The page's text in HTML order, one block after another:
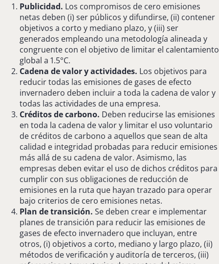
Publicidad. Los compromisos de cero emisiones
netas deben (i) ser públicos y difundirse, (ii) contener
objetivos a corto y mediano plazo, y (iii) ser
generados empleando una metodología alineada y
congruente con el objetivo de limitar el calentamiento
global a 1.5°C.
Cadena de valor y actividades. Los objetivos para
reducir todas las emisiones de gases de efecto
invernadero deben incluir a toda la cadena de valor y
todas las actividades de una empresa.
Créditos de carbono. Deben reducirse las emisiones
en toda la cadena de valor y limitar el uso voluntario
de créditos de carbono a aquellos que sean de alta
calidad e integridad probadas para reducir emisiones
más allá de su cadena de valor. Asimismo, las
empresas deben evitar el uso de dichos créditos para
cumplir con sus obligaciones de reducción de
emisiones en la ruta que hayan trazado para operar
bajo criterios de cero emisiones netas.
Plan de transición. Se deben crear e implementar
planes de transición para reducir las emisiones de
gases de efecto invernadero que incluyan, entre
otros, (i) objetivos a corto, mediano y largo plazo, (ii)
métodos de verificación y auditoría de terceros, (iii)